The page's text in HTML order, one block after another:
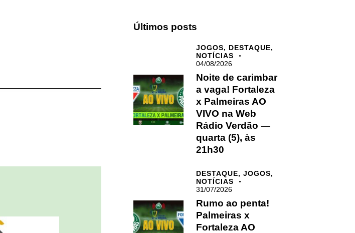
Últimos posts
JOGOS, DESTAQUE,
NOTÍCIAS
04/08/2026
Noite de carimbar
a vaga! Fortaleza
x Palmeiras AO
VIVO na Web
Rádio Verdão —
quarta (5), às
21h30
DESTAQUE,JOGOS,
NOTÍCIAS
31/07/2026
Rumo ao penta!
Palmeiras x
Fortaleza AO